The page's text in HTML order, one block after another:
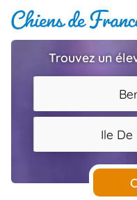
Chiots
Éleveurs
Étalons
Trouvez un
Ile De